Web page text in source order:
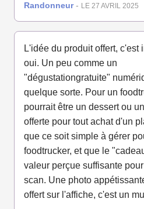
Randonneur- LE 27 AVRIL 2025
L'idée du produit offert, c'est
oui. Un peu comme un
"dégustationgratuite"
quelque sorte. Pour un
pourrait être un dessert ou
offerte pour tout achat d'un
que ce soit simple à gérer
foodtrucker, et que le
valeur perçue suffisante
scan. Une photo
offert sur l'affiche, c'est un